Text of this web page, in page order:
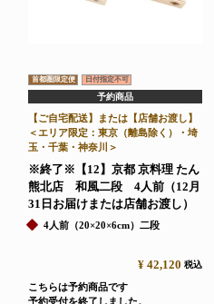
首都圏限定便 日付指定不可
予約商品
【ご自宅配送】または【店舗お渡し】
＜エリア限定：東京（離島除く）・埼
玉・千葉・神奈川＞
※終了※【12】京都 京料理 たん
熊北店 和風二段 4人前（12月
31日お届けまたは店舗お渡し）
4人前（20×20×6cm）二段
¥ 42,120 税込
こちらは予約商品です
予約受付を終了しました。